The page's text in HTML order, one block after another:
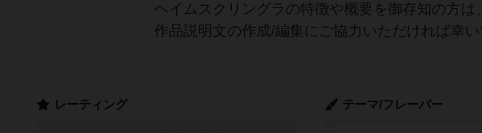
ヘイムスクリングラの特徴や概要を御存知の方
作品説明文の作成/編集にご協力いただければ幸い
テーマ/フレーバー
レーティング